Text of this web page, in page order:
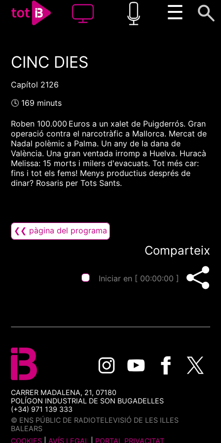
☰
00:00 00:00
CINC DIES
Capítol 2126
🕓 169 minuts
Roben 100.000 Euros a un xalet de Puigderrós. Gran
operació contra el narcotràfic a Mallorca. Mercat de
Nadal polèmic a Palma. Un any de la dana de
València. Una gran ventada irromp a Huelva. Huracà
Melissa: 15 morts i milers d'evacuats. Tot més car:
fins i tot els fems! Menys productius després de
dinar? Rosaris per Tots Sants.
❮❮ pàgina del programa
Comparteix
Iniciar en [ 00:00:00 ]
CARRER MADALENA, 21, 07180
POLÍGON INDUSTRIAL DE SON BUGADELLES
(+34) 971 139 333
© ENS PÚBLIC DE RADIOTELEVISIÓ DE LES ILLES
BALEARS
COOKIES
AVÍS LEGAL PORTAL PRIVACITAT